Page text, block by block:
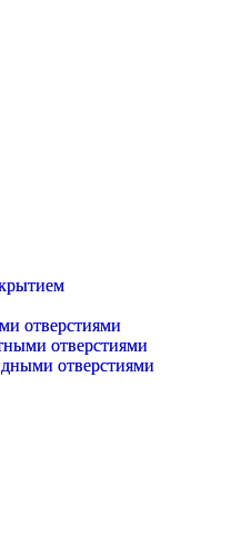
отверстиями
отверстиями
отверстиями